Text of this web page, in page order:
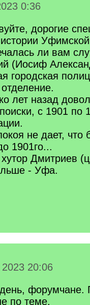
0:36
дорогие
ли вам
(Иосиф
городская
лет назад
с 1901 по
не дает, что
1901го...
Дмитриев
- Уфа.
20:06
форумчане.
по теме.